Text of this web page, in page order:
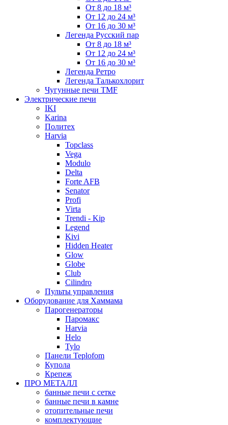
От 8 до 18 м³
От 12 до 24 м³
От 16 до 30 м³
Легенда Русский пар
От 8 до 18 м³
От 12 до 24 м³
От 16 до 30 м³
Легенда Ретро
Легенда Талькохлорит
Чугунные печи TMF
Электрические печи
IKI
Karina
Политех
Harvia
Topclass
Vega
Modulo
Delta
Forte AFB
Senator
Profi
Virta
Trendi - Kip
Legend
Kivi
Hidden Heater
Glow
Globe
Club
Cilindro
Пульты управления
Оборудование для Хаммама
Парогенераторы
Паромакс
Harvia
Helo
Tylo
Панели Teplofom
Купола
Крепеж
ПРО МЕТАЛЛ
банные печи с сетке
банные печи в камне
отопительные печи
комплектующие